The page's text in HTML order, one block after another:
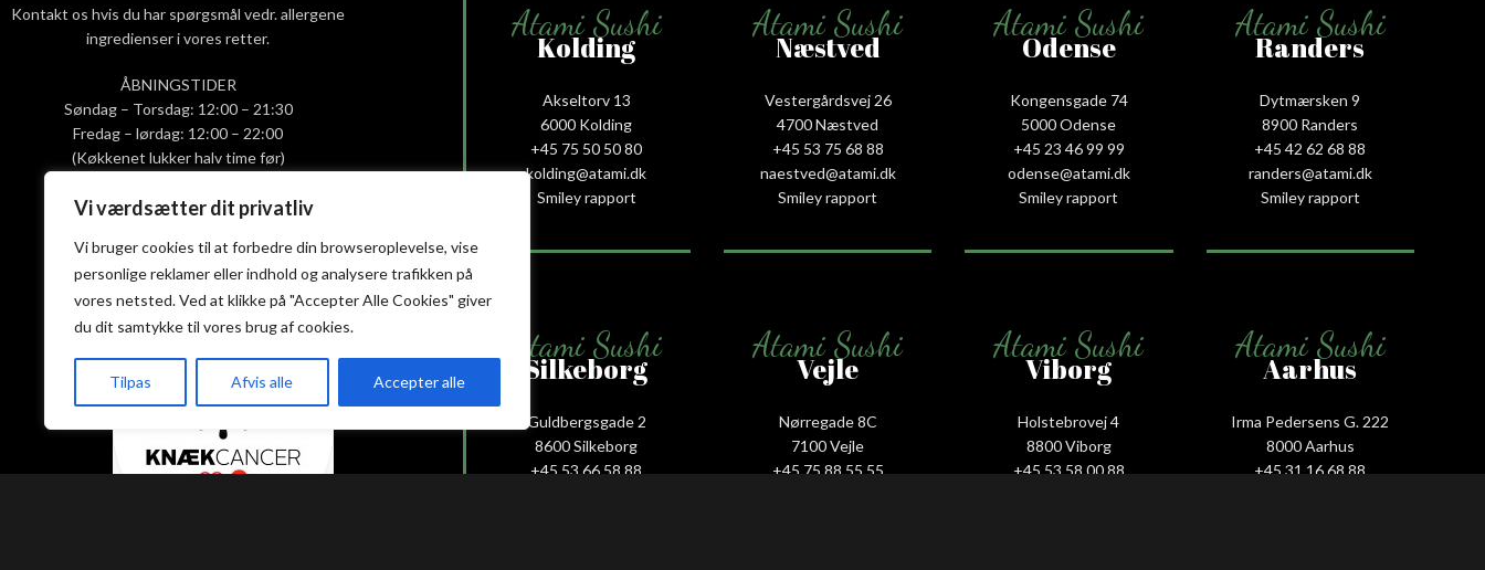
Vi værdsætter dit privatliv
Vi bruger cookies til at forbedre din browseroplevelse, vise
personlige reklamer eller indhold og analysere trafikken på
vores netsted. Ved at klikke på "Accepter Alle Cookies" giver
du dit samtykke til vores brug af cookies.
Tilpas Afvis alle Accepter alle
Kontakt os hvis du har spørgsmål vedr. allergene
ingredienser i vores retter.
ÅBNINGSTIDER
Søndag – Torsdag: 12:00 – 21:30
Fredag – lørdag: 12:00 – 22:00
(Køkkenet lukker halv time før)
Smiley-rapport
Privatlivs- og cookiepolitik
Handelsbetingelser
Atami Sushi
Kolding
Akseltorv 13
6000 Kolding
+45 75 50 50 80
kolding@atami.dk
Smiley rapport
Atami Sushi
Næstved
Vestergårdsvej 26
4700 Næstved
+45 53 75 68 88
naestved@atami.dk
Smiley rapport
Atami Sushi
Odense
Kongensgade 74
5000 Odense
+45 23 46 99 99
odense@atami.dk
Smiley rapport
Atami Sushi
Randers
Dytmærsken 9
8900 Randers
+45 42 62 68 88
randers@atami.dk
Smiley rapport
Atami Sushi
Silkeborg
Guldbergsgade 2
8600 Silkeborg
+45 53 66 58 88
Atami Sushi
Vejle
Nørregade 8C
7100 Vejle
+45 75 88 55 55
Atami Sushi
Viborg
Holstebrovej 4
8800 Viborg
+45 53 58 00 88
Atami Sushi
Aarhus
Irma Pedersens G. 222
8000 Aarhus
+45 31 16 68 88